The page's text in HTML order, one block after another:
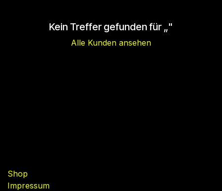
Kein Treffer gefunden für „"
Alle Kunden ansehen
Shop
Impressum